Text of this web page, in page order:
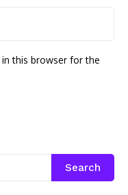
in this browser for the
Search